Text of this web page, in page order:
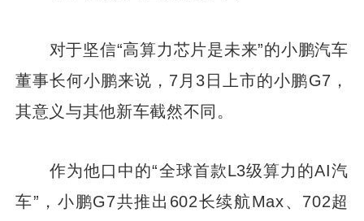
对于坚信“高算力芯片是未来”的小鹏汽车
董事长何小鹏来说，7月3日上市的小鹏G7，
其意义与其他新车截然不同。
作为他口中的“全球首款L3级算力的AI汽
车”，小鹏G7共推出602长续航Max、702超